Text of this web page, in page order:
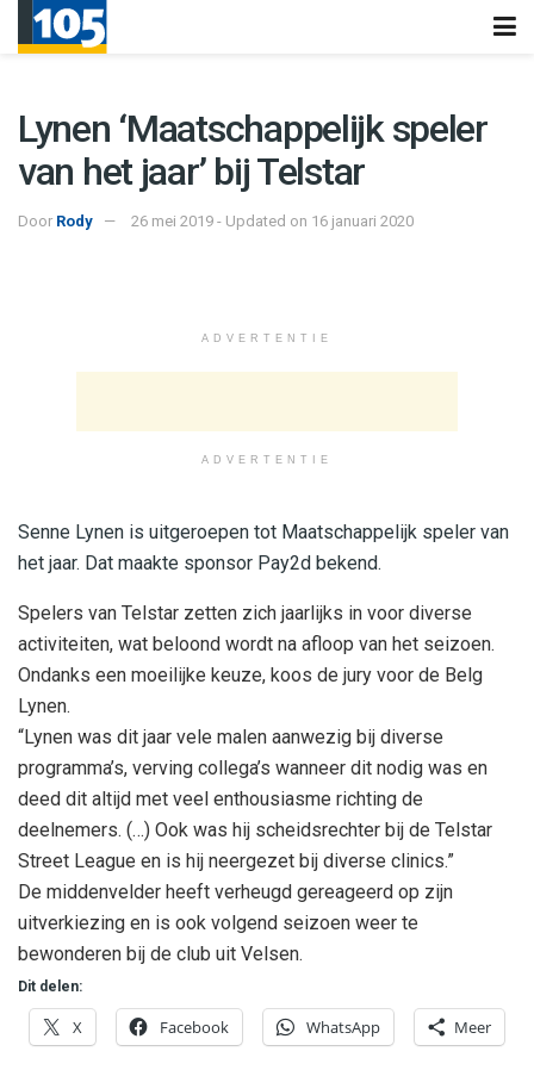
Lynen ‘Maatschappelijk speler
van het jaar’ bij Telstar
Door Rody 26 mei 2019 - Updated on 16 januari 2020
ADVERTENTIE
ADVERTENTIE
Senne Lynen is uitgeroepen tot Maatschappelijk speler van
het jaar. Dat maakte sponsor Pay2d bekend.
Spelers van Telstar zetten zich jaarlijks in voor diverse
activiteiten, wat beloond wordt na afloop van het seizoen.
Ondanks een moeilijke keuze, koos de jury voor de Belg
Lynen.
“Lynen was dit jaar vele malen aanwezig bij diverse
programma’s, verving collega’s wanneer dit nodig was en
deed dit altijd met veel enthousiasme richting de
deelnemers. (…) Ook was hij scheidsrechter bij de Telstar
Street League en is hij neergezet bij diverse clinics.”
De middenvelder heeft verheugd gereageerd op zijn
uitverkiezing en is ook volgend seizoen weer te
bewonderen bij de club uit Velsen.
Dit delen:
X Facebook WhatsApp Meer